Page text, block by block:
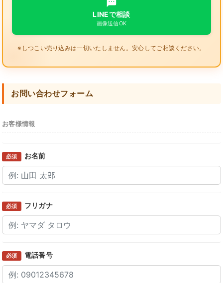
LINEで相談
画像送信OK
※しつこい売り込みは一切いたしません。安心してご相談ください。
お問い合わせフォーム
お客様情報
必須 お名前
必須 フリガナ
必須 電話番号